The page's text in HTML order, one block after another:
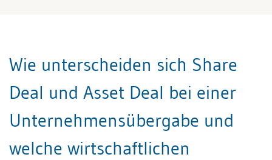
Wie unterscheiden sich Share
Deal und Asset Deal bei einer
Unternehmensübergabe und
welche wirtschaftlichen